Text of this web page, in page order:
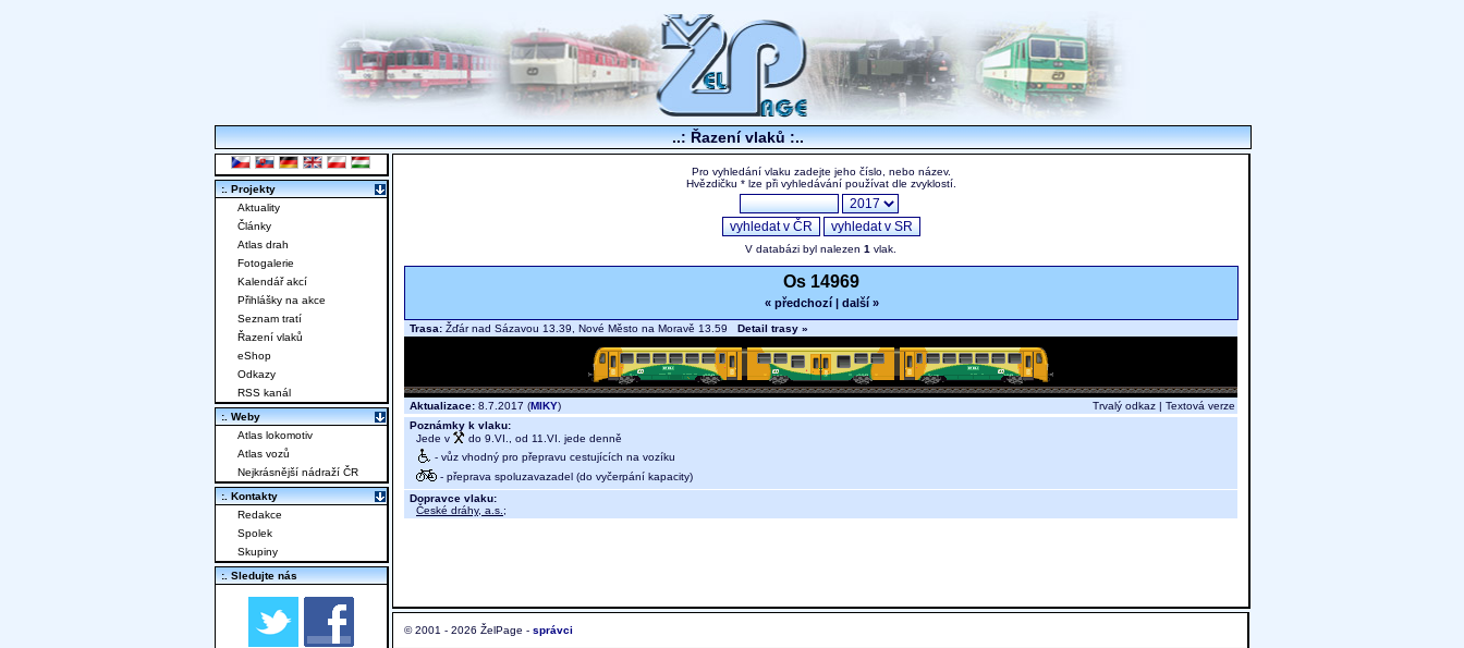
..: Řazení vlaků :..
Pro vyhledání vlaku zadejte jeho číslo, nebo název.
Hvězdičku * lze při vyhledávání používat dle zvyklostí.
V databázi byl nalezen 1 vlak.
Os 14969
« předchozí| další »
Trasa: Žďár nad Sázavou 13.39, Nové Město na Moravě 13.59 Detail trasy »
Aktualizace: 8.7.2017 (MIKY) Trvalý odkaz | Textová verze
Poznámky k vlaku:
Jede v
do 9.VI., od 11.VI. jede denně
- vůz vhodný pro přepravu cestujících na vozíku
- přeprava spoluzavazadel (do vyčerpání kapacity)
Dopravce vlaku:
České dráhy, a.s. ;
© 2001 - 2026 ŽelPage - správci
:. Projekty
Aktuality
Články
Atlas drah
Fotogalerie
Kalendář akcí
Přihlášky na akce
Seznam tratí
Řazení vlaků
eShop
Odkazy
RSS kanál
:. Weby
Atlas lokomotiv
Atlas vozů
Nejkrásnější nádraží ČR
:. Kontakty
Redakce
Spolek
Skupiny
:. Sledujte nás